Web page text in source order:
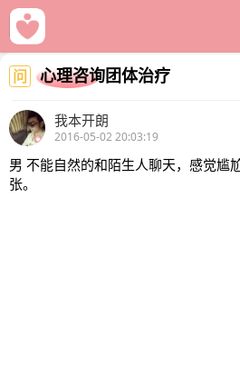
问 心理咨询团体治疗
我本开朗
2016-05-02 20:03:19
男 不能自然的和陌生人聊天，感觉尴
张。